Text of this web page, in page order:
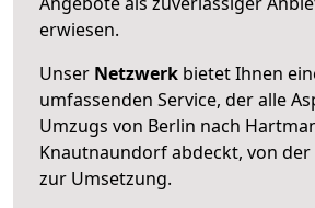
erwiesen.
Unser Netzwerk bietet Ihnen
umfassenden Service, der alle
Umzugs von Berlin nach
Knautnaundorf abdeckt, von
zur Umsetzung.